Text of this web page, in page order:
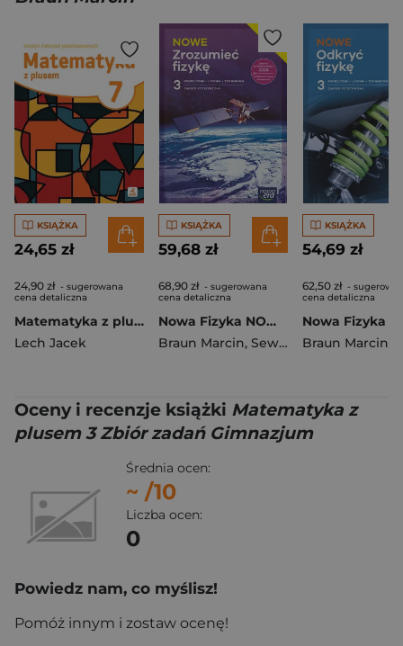
KSIĄŻKA
24,65 zł
24,90 zł - sugerowana
cena detaliczna
Matematyka z plusem ćwiczenia podstawowe dla klasy 7 szkoła podstawowa EDYCJA 2026
Lech Jacek
KSIĄŻKA
59,68 zł
68,90 zł - sugerowana
cena detaliczna
Nowa Fizyka NOWE ZROZUMIEĆ FIZYKĘ podręcznik część 3 zakres rozszerzony EDYCJA 2026
Braun Marcin, Seweryn-Byczuk Agnieszka
KSIĄŻKA
54,69 zł
62,50 zł -
cena detaliczna
Braun Marcin
Oceny i recenzje książki Matematyka z
plusem 3 Zbiór zadań Gimnazjum
Średnia ocen:
~ /10
Liczba ocen:
0
Powiedz nam, co myślisz!
Pomóż innym i zostaw ocenę!